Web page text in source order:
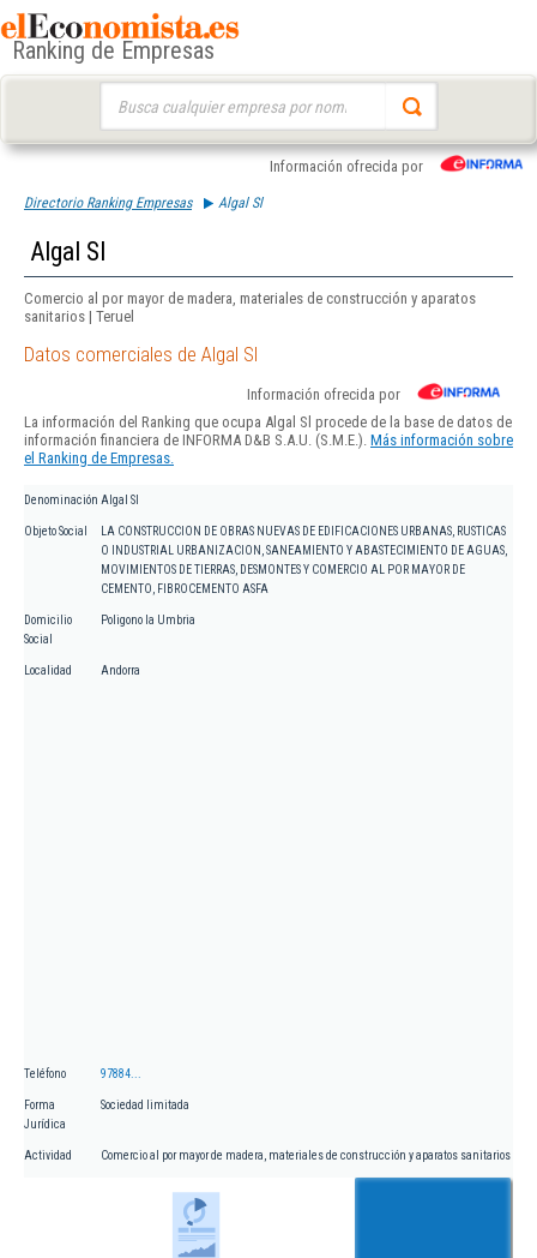
Ranking de Empresas
Información ofrecida por
Directorio Ranking Empresas Algal Sl
Algal Sl
Comercio al por mayor de madera, materiales de construcción y aparatos
sanitarios | Teruel
Datos comerciales de Algal Sl
Información ofrecida por
La información del Ranking que ocupa Algal Sl procede de la base de datos de
información financiera de INFORMA D&B S.A.U. (S.M.E.). Más información sobre
el Ranking de Empresas.
Denominación Algal Sl
Objeto Social
LA CONSTRUCCION DE OBRAS NUEVAS DE EDIFICACIONES URBANAS, RUSTICAS
O INDUSTRIAL URBANIZACION, SANEAMIENTO Y ABASTECIMIENTO DE AGUAS,
MOVIMIENTOS DE TIERRAS, DESMONTES Y COMERCIO AL POR MAYOR DE
CEMENTO, FIBROCEMENTO ASFA
Domicilio
Social
Poligono la Umbria
Localidad Andorra
Teléfono 97884...
Forma
Jurídica
Sociedad limitada
Actividad Comercio al por mayor de madera, materiales de construcción y aparatos sanitarios